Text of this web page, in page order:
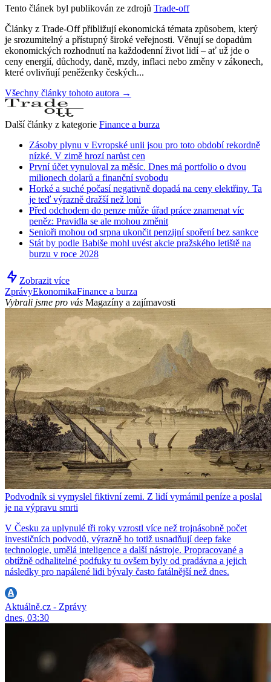
Tento článek byl publikován ze zdrojů Trade-off
Články z Trade-Off přibližují ekonomická témata způsobem, který
je srozumitelný a přístupný široké veřejnosti. Věnují se dopadům
ekonomických rozhodnutí na každodenní život lidí – ať už jde o
ceny energií, důchody, daně, mzdy, inflaci nebo změny v zákonech,
které ovlivňují peněženky českých...
Všechny články tohoto autora →
Další články z kategorie Finance a burza
Zásoby plynu v Evropské unii jsou pro toto období rekordně
nízké. V zimě hrozí narůst cen
První účet vynuloval za měsíc. Dnes má portfolio o dvou
milionech dolarů a finanční svobodu
Horké a suché počasí negativně dopadá na ceny elektřiny. Ta
je teď výrazně dražší než loni
Před odchodem do penze může úřad práce znamenat víc
peněz: Pravidla se ale mohou změnit
Senioři mohou od srpna ukončit penzijní spoření bez sankce
Stát by podle Babiše mohl uvést akcie pražského letiště na
burzu v roce 2028
Zobrazit více
ZprávyEkonomikaFinance a burza
Vybrali jsme pro vás Magazíny a zajímavosti
Podvodník si vymyslel fiktivní zemi. Z lidí vymámil peníze a poslal
je na výpravu smrti
V Česku za uplynulé tři roky vzrostl více než trojnásobně počet
investičních podvodů, výrazně ho totiž usnadňují deep fake
technologie, umělá inteligence a další nástroje. Propracované a
obtížně odhalitelné podfuky tu ovšem byly od pradávna a jejich
následky pro napálené lidi bývaly často fatálnější než dnes.
Aktuálně.cz - Zprávy
dnes, 03:30